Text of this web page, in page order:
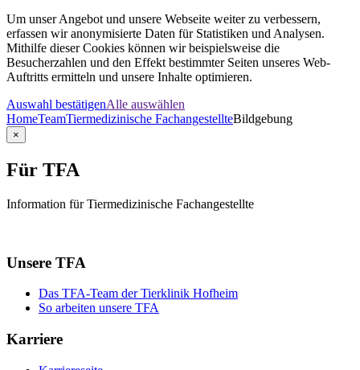
Um unser Angebot und unsere Webseite weiter zu verbessern,
erfassen wir anonymisierte Daten für Statistiken und Analysen.
Mithilfe dieser Cookies können wir beispielsweise die
Besucherzahlen und den Effekt bestimmter Seiten unseres Web-
Auftritts ermitteln und unsere Inhalte optimieren.
Auswahl bestätigenAlle auswählen
HomeTeamTiermedizinische FachangestellteBildgebung
×
Für TFA
Information für Tiermedizinische Fachangestellte
Unsere TFA
Das TFA-Team der Tierklinik Hofheim
So arbeiten unsere TFA
Karriere